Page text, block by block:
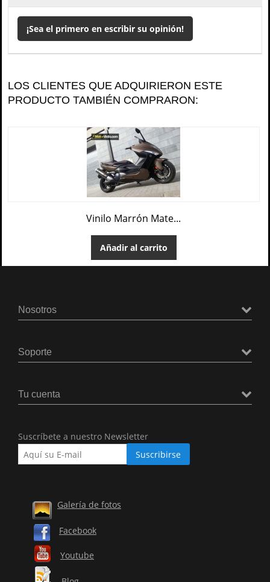
¡Sea el primero en escribir su opinión!
LOS CLIENTES QUE ADQUIRIERON ESTE
PRODUCTO TAMBIÉN COMPRARON:
Vinilo Marrón Mate...
Añadir al carrito
Nosotros
Soporte
Tu cuenta
Suscríbete a nuestro Newsletter
Galería de fotos
Facebook
Youtube